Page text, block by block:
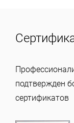
подтвержден
сертификатов